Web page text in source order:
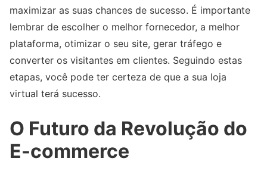
maximizar as suas chances de sucesso. É importante
lembrar de escolher o melhor fornecedor, a melhor
plataforma, otimizar o seu site, gerar tráfego e
converter os visitantes em clientes. Seguindo estas
etapas, você pode ter certeza de que a sua loja
virtual terá sucesso.
O Futuro da Revolução do
E-commerce